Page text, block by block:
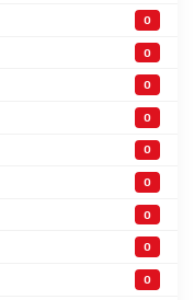
0
0
0
0
0
0
0
0
0